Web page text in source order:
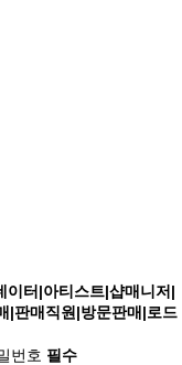
이터|아티스트|샵매니저|
|판매직원|방문판매|로드
번호 필수